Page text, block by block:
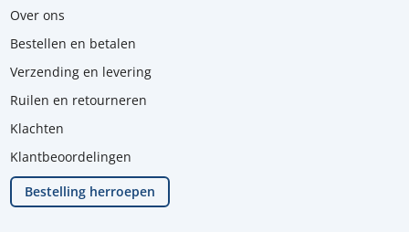
Over ons
Bestellen en betalen
Verzending en levering
Ruilen en retourneren
Klachten
Klantbeoordelingen
Bestelling herroepen